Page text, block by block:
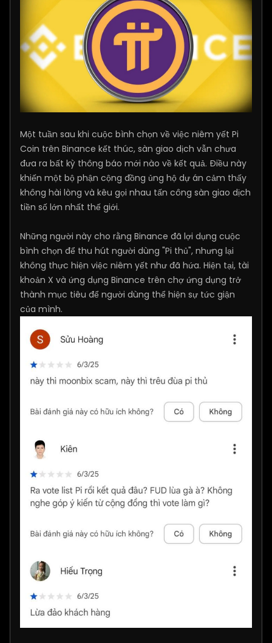
Một tuần sau khi cuộc bình chọn về việc niêm yết Pi
Coin trên Binance kết thúc, sàn giao dịch vẫn chưa
đưa ra bất kỳ thông báo mới nào về kết quả. Điều này
khiến một bộ phận cộng đồng ủng hộ dự án cảm thấy
không hài lòng và kêu gọi nhau tấn công sàn giao dịch
tiền số lớn nhất thế giới.
Những người này cho rằng Binance đã lợi dụng cuộc
bình chọn để thu hút người dùng "Pi thủ", nhưng lại
không thực hiện việc niêm yết như đã hứa. Hiện tại, tài
khoản X và ứng dụng Binance trên chợ ứng dụng trở
thành mục tiêu để người dùng thể hiện sự tức giận
của mình.